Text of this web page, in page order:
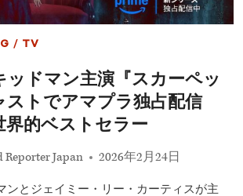
/ TV
ッドマン主演『スカーペッ
ストでアマプラ独占配信
的ベストセラー
Reporter Japan 2026年2月24日
ンとジェイミー・リー・カーティスが主